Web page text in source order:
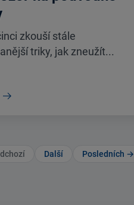
zkouší stále
triky, jak zneužít...
Další Posledních →